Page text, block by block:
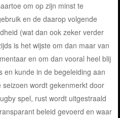
om op zijn minst te
en de daarop volgende
(wat dan ook zeker verder
is het wijste om dan maar van
en om dan vooral heel blij
en kunde in de begeleiding aan
wordt gekenmerkt door
spel, rust wordt uitgestraald
beleid gevoerd en waar